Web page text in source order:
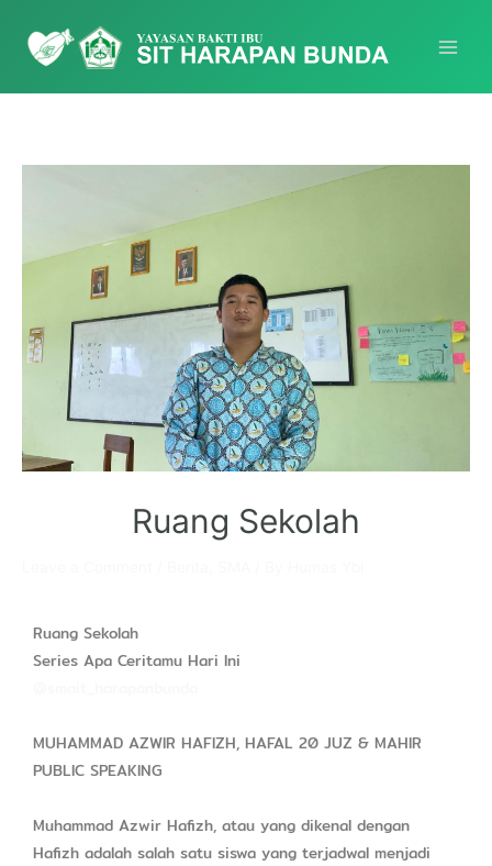
Ruang Sekolah
Ruang Sekolah
Series Apa Ceritamu Hari Ini
MUHAMMAD AZWIR HAFIZH, HAFAL 20 JUZ & MAHIR
PUBLIC SPEAKING
Muhammad Azwir Hafizh, atau yang dikenal dengan
Hafizh adalah salah satu siswa yang terjadwal menjadi